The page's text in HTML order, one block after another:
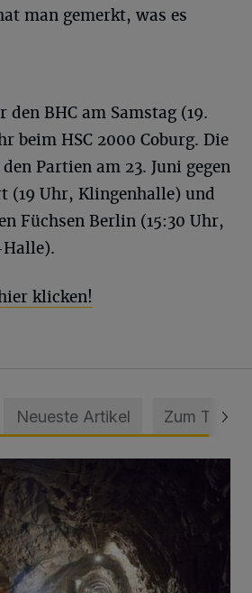
man gemerkt, was es
den BHC am Samstag (19.
beim HSC 2000 Coburg. Die
Partien am 23. Juni gegen
(19 Uhr, Klingenhalle) und
Füchsen Berlin (15:30 Uhr,
klicken!
Neueste Artikel Zum Thema